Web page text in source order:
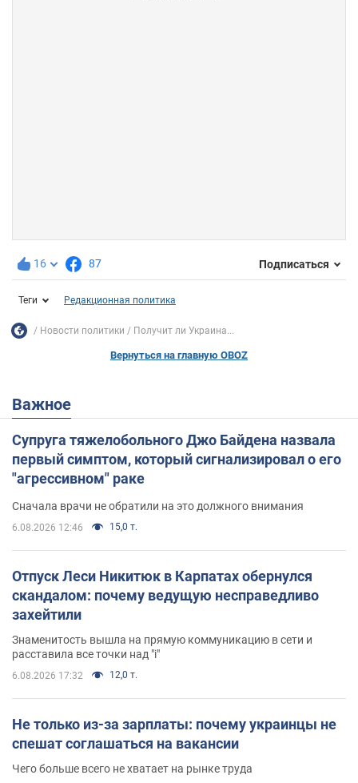
16 87 Подписаться
Теги Редакционная политика
Новости политики Получит ли Украина...
Вернуться на главную OBOZ
Важное
Супруга тяжелобольного Джо Байдена назвала
первый симптом, который сигнализировал о его
"агрессивном" раке
Сначала врачи не обратили на это должного внимания
6.08.2026 12:46 15,0 т.
Отпуск Леси Никитюк в Карпатах обернулся
скандалом: почему ведущую несправедливо
захейтили
Знаменитость вышла на прямую коммуникацию в сети и
расставила все точки над "i"
6.08.2026 17:32 12,0 т.
Не только из-за зарплаты: почему украинцы не
спешат соглашаться на вакансии
Чего больше всего не хватает на рынке труда